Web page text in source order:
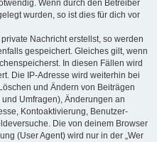
Wenn durch den Betreiber
wurden, so ist dies für dich vor
Nachricht erstellst, so werden
gespeichert. Gleiches gilt, wenn
In diesen Fällen wird
Die IP-Adresse wird weiterhin bei
und Ändern von Beiträgen
Umfragen), Änderungen an
Kontoaktivierung, Benutzer-
Die von deinem Browser
(User Agent) wird nur in der „Wer